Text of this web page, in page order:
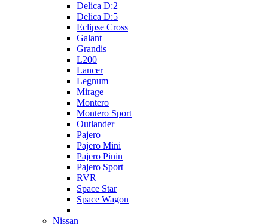
Delica D:2
Delica D:5
Eclipse Cross
Galant
Grandis
L200
Lancer
Legnum
Mirage
Montero
Montero Sport
Outlander
Pajero
Pajero Mini
Pajero Pinin
Pajero Sport
RVR
Space Star
Space Wagon
Nissan